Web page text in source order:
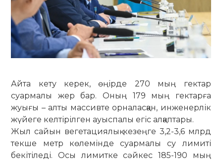
​Айта кету керек, өңірде 270 мың гектар
суармалы жер бар. Оның 179 мың гектарға
жуығы – алты массивте орналасқан, инженерлік
жүйеге келтірілген ауыспалы егіс алқаптары.
Жыл сайын вегетациялық кезеңге 3,2-3,6 млрд
текше метр көлемінде суармалы су лимиті
бекітіледі. Осы лимитке сәйкес 185-190 мың